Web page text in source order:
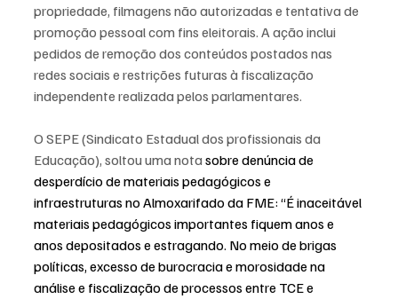
propriedade, filmagens não autorizadas e tentativa de
promoção pessoal com fins eleitorais. A ação inclui
pedidos de remoção dos conteúdos postados nas
redes sociais e restrições futuras à fiscalização
independente realizada pelos parlamentares.
O SEPE (Sindicato Estadual dos profissionais da
Educação), soltou uma nota sobre denúncia de
desperdício de materiais pedagógicos e
infraestruturas no Almoxarifado da FME: “É inaceitável
materiais pedagógicos importantes fiquem anos e
anos depositados e estragando. No meio de brigas
políticas, excesso de burocracia e morosidade na
análise e fiscalização de processos entre TCE e